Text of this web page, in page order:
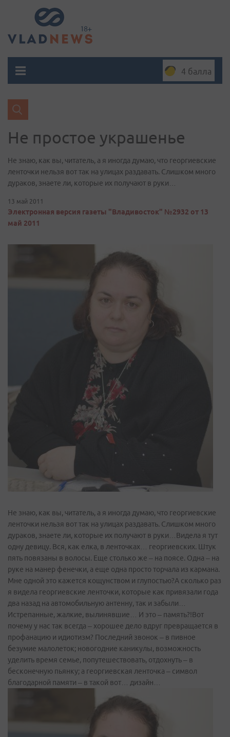
4 балла
Не простое украшенье
Не знаю, как вы, читатель, а я иногда думаю, что георгиевские
ленточки нельзя вот так на улицах раздавать. Слишком много
дураков, знаете ли, которые их получают в руки…
13 май 2011
Электронная версия газеты "Владивосток" №2932 от 13
май 2011
Не знаю, как вы, читатель, а я иногда думаю, что георгиевские
ленточки нельзя вот так на улицах раздавать. Слишком много
дураков, знаете ли, которые их получают в руки…Видела я тут
одну девицу. Вся, как елка, в ленточках… георгиевских. Штук
пять повязаны в волосы. Еще столько же – на поясе. Одна – на
руке на манер фенечки, а еще одна просто торчала из кармана.
Мне одной это кажется кощунством и глупостью?А сколько раз
я видела георгиевские ленточки, которые как привязали года
два назад на автомобильную антенну, так и забыли…
Истрепанные, жалкие, вылинявшие… И это – память?!Вот
почему у нас так всегда – хорошее дело вдруг превращается в
профанацию и идиотизм? Последний звонок – в пивное
безумие малолеток; новогодние каникулы, возможность
уделить время семье, попутешествовать, отдохнуть – в
бесконечную пьянку; а георгиевская ленточка – символ
благодарной памяти – в такой вот… дизайн…